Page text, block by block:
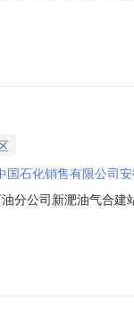
第二中标候选人第
国石化销售有限公司
分公司新淝油气合
有限公司二楼第1